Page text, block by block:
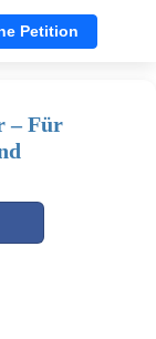
Petition
– Für